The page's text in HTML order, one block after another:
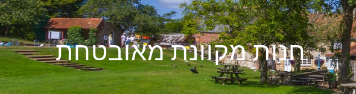
חנות מקוונת מאובטחת